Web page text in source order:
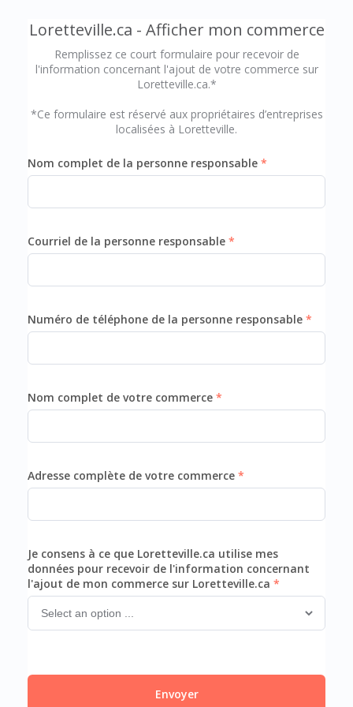
Loretteville.ca - Afficher mon commerce
Remplissez ce court formulaire pour recevoir de
l'information concernant l'ajout de votre commerce sur
Loretteville.ca.*
*Ce formulaire est réservé aux propriétaires d’entreprises
localisées à Loretteville.
Nom complet de la personne responsable
Courriel de la personne responsable
Numéro de téléphone de la personne responsable
Nom complet de votre commerce
Adresse complète de votre commerce
Je consens à ce que Loretteville.ca utilise mes
données pour recevoir de l'information concernant
l'ajout de mon commerce sur Loretteville.ca
Envoyer